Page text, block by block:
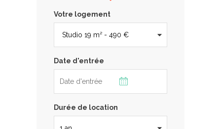
Votre logement
Date d'entrée
Durée de location